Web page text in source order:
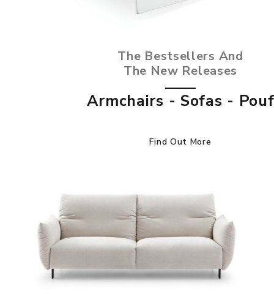
The Bestsellers And
The New Releases
Armchairs - Sofas - Pouf
Find Out More